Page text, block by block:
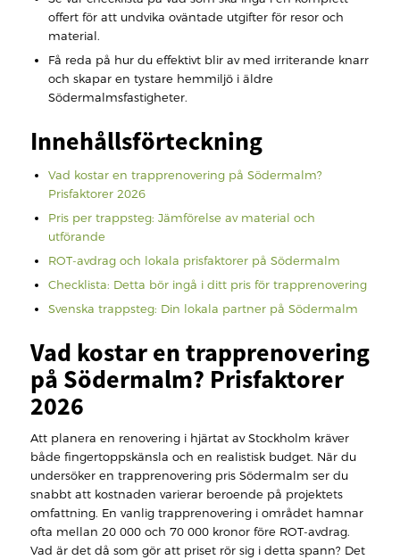
offert för att undvika oväntade utgifter för resor och
material.
Få reda på hur du effektivt blir av med irriterande knarr
och skapar en tystare hemmiljö i äldre
Södermalmsfastigheter.
Innehållsförteckning
Vad kostar en trapprenovering på Södermalm?
Prisfaktorer 2026
Pris per trappsteg: Jämförelse av material och
utförande
ROT-avdrag och lokala prisfaktorer på Södermalm
Checklista: Detta bör ingå i ditt pris för trapprenovering
Svenska trappsteg: Din lokala partner på Södermalm
Vad kostar en trapprenovering
på Södermalm? Prisfaktorer
2026
Att planera en renovering i hjärtat av Stockholm kräver
både fingertoppskänsla och en realistisk budget. När du
undersöker en trapprenovering pris Södermalm ser du
snabbt att kostnaden varierar beroende på projektets
omfattning. En vanlig trapprenovering i området hamnar
ofta mellan 20 000 och 70 000 kronor före ROT-avdrag.
Vad är det då som gör att priset rör sig i detta spann? Det